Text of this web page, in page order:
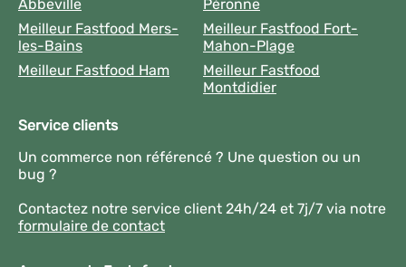
Abbeville
Péronne
Meilleur Fastfood Mers-
les-Bains
Meilleur Fastfood Fort-
Mahon-Plage
Meilleur Fastfood Ham
Meilleur Fastfood
Montdidier
Service clients
Un commerce non référencé ? Une question ou un
bug ?
Contactez notre service client 24h/24 et 7j/7 via notre
formulaire de contact